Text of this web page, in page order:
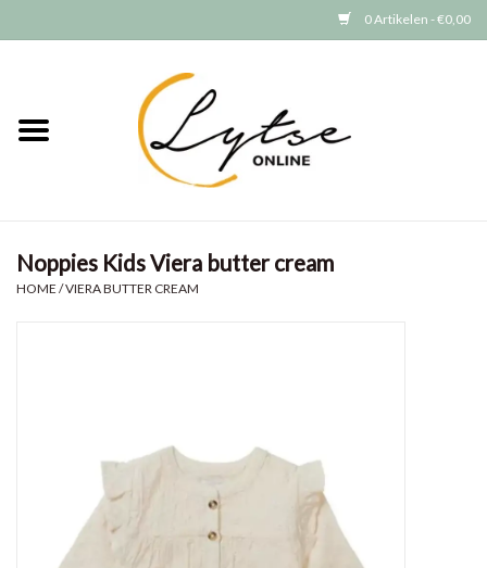
0 Artikelen - €0,00
Meisjes
Noppies Kids Viera butter cream
HOME /VIERA BUTTER CREAM